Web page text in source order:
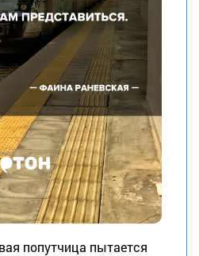
попутчица пытается